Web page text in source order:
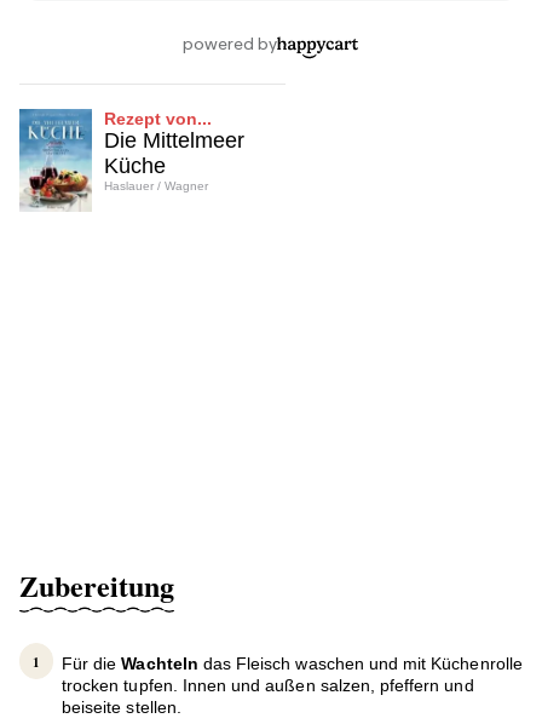
Rezept von...
Die Mittelmeer
Küche
Haslauer / Wagner
Zubereitung
Für dieWachteln das Fleisch waschen und mit Küchenrolle
trocken tupfen. Innen und außen salzen, pfeffern und
beiseite stellen.